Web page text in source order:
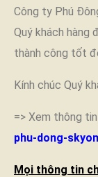
Công ty Phú
Quý khách hàng
thành công tốt
Kính chúc Quý
=> Xem thông
phu-dong-
Mọi thông tin